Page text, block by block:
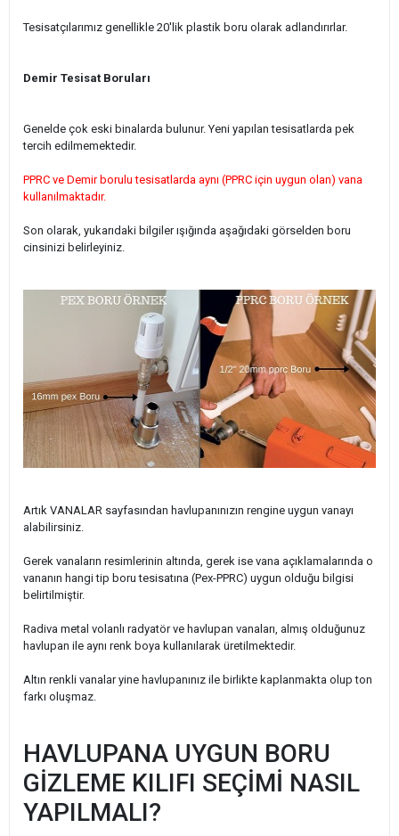
Tesisatçılarımız genellikle 20'lik plastik boru olarak adlandırırlar.
Demir Tesisat Boruları
Genelde çok eski binalarda bulunur. Yeni yapılan tesisatlarda pek
tercih edilmemektedir.
PPRC ve Demir borulu tesisatlarda aynı (PPRC için uygun olan) vana
kullanılmaktadır.
Son olarak, yukarıdaki bilgiler ışığında aşağıdaki görselden boru
cinsinizi belirleyiniz.
Artık VANALAR sayfasından havlupanınızın rengine uygun vanayı
alabilirsiniz.
Gerek vanaların resimlerinin altında, gerek ise vana açıklamalarında o
vananın hangi tip boru tesisatına (Pex-PPRC) uygun olduğu bilgisi
belirtilmiştir.
Radiva metal volanlı radyatör ve havlupan vanaları, almış olduğunuz
havlupan ile aynı renk boya kullanılarak üretilmektedir.
Altın renkli vanalar yine havlupanınız ile birlikte kaplanmakta olup ton
farkı oluşmaz.
HAVLUPANA UYGUN BORU
GİZLEME KILIFI SEÇİMİ NASIL
YAPILMALI?